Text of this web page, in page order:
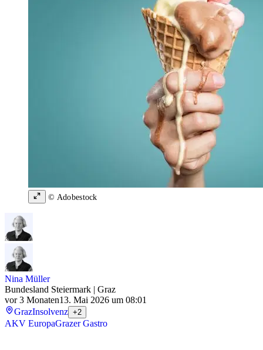
© Adobestock
Nina Müller
Bundesland Steiermark | Graz
vor 3 Monaten13. Mai 2026 um 08:01
GrazInsolvenz +2
AKV EuropaGrazer Gastro